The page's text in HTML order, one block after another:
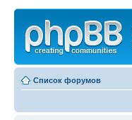
Список форумов